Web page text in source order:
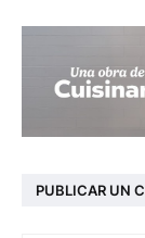
PUBLICAR UN